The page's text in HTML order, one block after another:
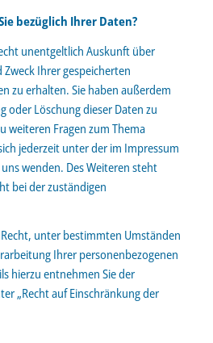
bezüglich Ihrer Daten?
unentgeltlich Auskunft über
Ihrer gespeicherten
zu erhalten. Sie haben außerdem
oder Löschung dieser Daten zu
weiteren Fragen zum Thema
jederzeit unter der im Impressum
wenden. Des Weiteren steht
bei der zuständigen
unter bestimmten Umständen
Ihrer personenbezogenen
hierzu entnehmen Sie der
„Recht auf Einschränkung der